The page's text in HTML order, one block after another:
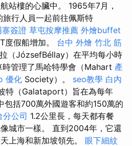
站樓的心臟中。 1965年7月，
行人員一起前往佩斯特
寨簽證 草屯按摩推薦 外燴buffet
度假船增加。 台中 外燴 竹北 筋
（JózsefBéllay）在平均每小時
管理了馬哈特學會（Mahart 產
優化 Society）。 seo教學 白內
特（Galataport）旨在為每年
包括700萬外國遊客和約150萬的
分公司 1.2公里長，每天都有餐
城市一樣。 直到2004年，它還
上海和新加坡領先。 眼下細紋